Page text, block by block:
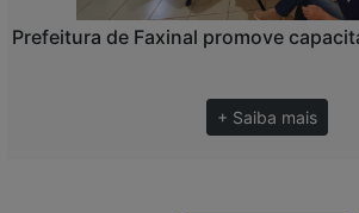
Prefeitura de Faxinal promove
+ Saiba mais